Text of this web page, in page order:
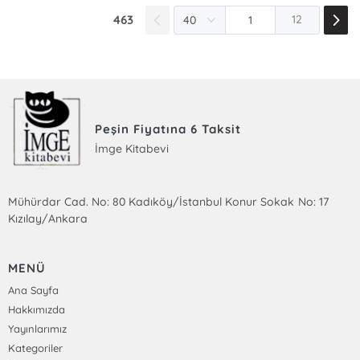
463 12
Peşin Fiyatına 6 Taksit
İmge Kitabevi
Mühürdar Cad. No: 80 Kadıköy/İstanbul Konur Sokak No: 17
Kızılay/Ankara
MENÜ
Ana Sayfa
Hakkımızda
Yayınlarımız
Kategoriler